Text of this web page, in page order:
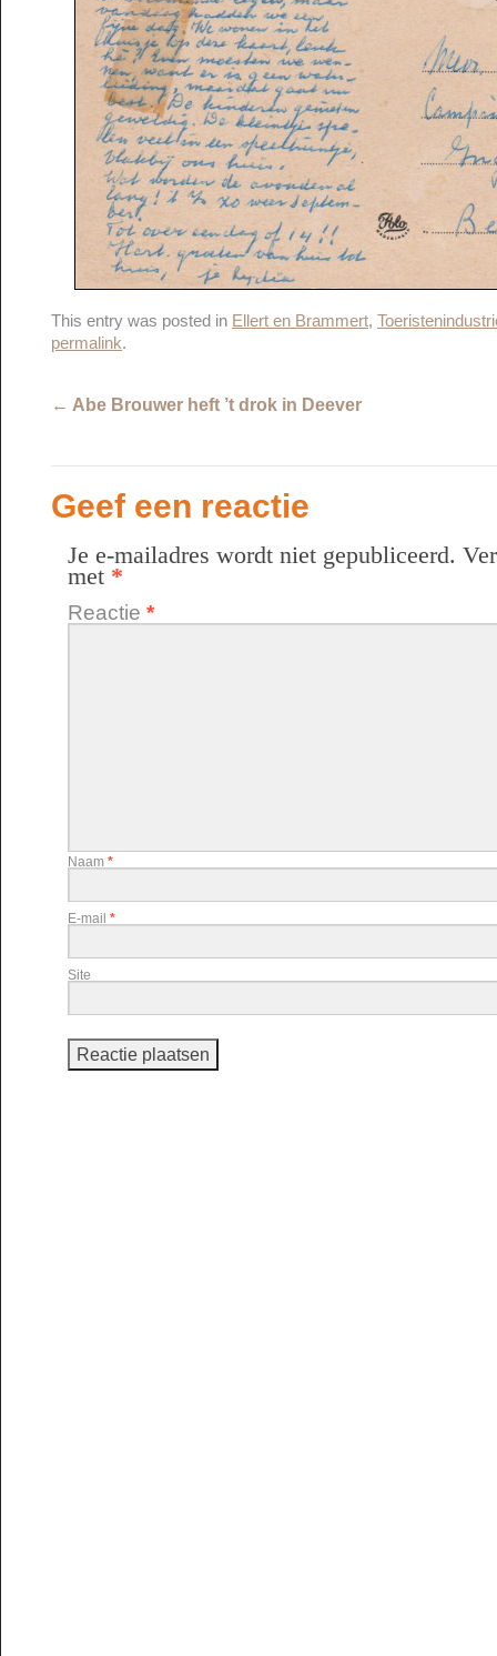
This entry was posted in Ellert en Brammert,
permalink.
← Abe Brouwer heft ’t drok in Deever
Geef een reactie
Je e-mailadres wordt niet gepubliceerd.
met *
Reactie *
Naam *
E-mail *
Site